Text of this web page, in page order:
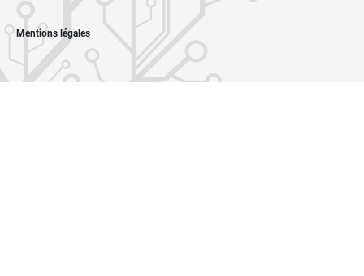
Mentions légales